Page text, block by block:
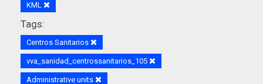
KML
Tags:
Centros Sanitarios
vva_sanidad_centrossanitarios_105
Administrative units